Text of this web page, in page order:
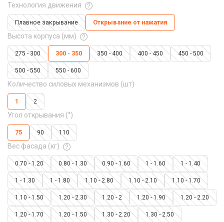
Технология движения
Плавное закрывание Открывание от нажатия
Высота корпуса (мм)
275 - 300 300 - 350 350 - 400 400 - 450 450 - 500
500 - 550 550 - 600
Количество силовых механизмов (шт)
1 2
Угол открывания (°)
75 90 110
Вес фасада (кг)
0.70 - 1.20 0.80 - 1.30 0.90 - 1.60 1 - 1.60 1 - 1.40
1 - 1.30 1 - 1.80 1.10 - 2.80 1.10 - 2.10 1.10 - 1.70
1.10 - 1.50 1.20 - 2.30 1.20 - 2 1.20 - 1.90 1.20 - 2.20
1.20 - 1.70 1.20 - 1.50 1.30 - 2.20 1.30 - 2.50